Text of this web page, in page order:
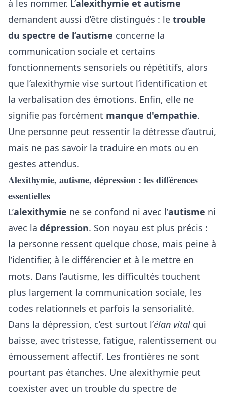
à les nommer. L’alexithymie et autisme
demandent aussi d’être distingués : le trouble
du spectre de l’autisme concerne la
communication sociale et certains
fonctionnements sensoriels ou répétitifs, alors
que l’alexithymie vise surtout l’identification et
la verbalisation des émotions. Enfin, elle ne
signifie pas forcément manque d'empathie.
Une personne peut ressentir la détresse d’autrui,
mais ne pas savoir la traduire en mots ou en
gestes attendus.
Alexithymie, autisme, dépression : les différences
essentielles
L’alexithymie ne se confond ni avec l’autisme ni
avec la dépression. Son noyau est plus précis :
la personne ressent quelque chose, mais peine à
l’identifier, à le différencier et à le mettre en
mots. Dans l’autisme, les difficultés touchent
plus largement la communication sociale, les
codes relationnels et parfois la sensorialité.
Dans la dépression, c’est surtout l’élan vital qui
baisse, avec tristesse, fatigue, ralentissement ou
émoussement affectif. Les frontières ne sont
pourtant pas étanches. Une alexithymie peut
coexister avec un trouble du spectre de